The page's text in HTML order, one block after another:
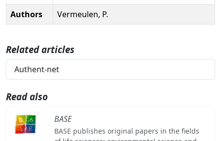
Authors
Vermeulen, P.
Related articles
Authent-net
Read also
BASE
BASE publishes original papers in the fields